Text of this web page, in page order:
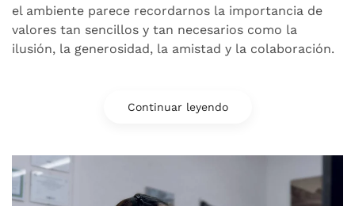
el ambiente parece recordarnos la importancia de
valores tan sencillos y tan necesarios como la
ilusión, la generosidad, la amistad y la colaboración.
Continuar leyendo